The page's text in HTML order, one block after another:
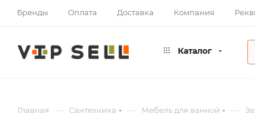
Бренды Оплата Доставка Компания
Каталог
Главная — Сантехника — Мебель для ванной —